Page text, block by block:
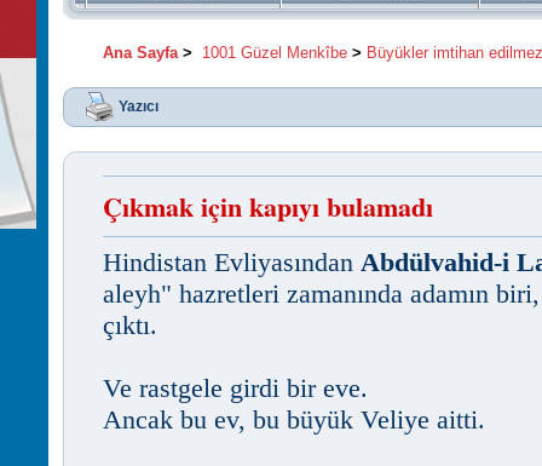
Ana Sayfa> 1001 Güzel Menkîbe > Büyükler imtihan edilmez
Yazıcı
Çıkmak için kapıyı bulamadı
Hindistan Evliyasından Abdülvahid-i
aleyh" hazretleri zamanında adamın biri,
çıktı.
Ve rastgele girdi bir eve.
Ancak bu ev, bu büyük Veliye aitti.